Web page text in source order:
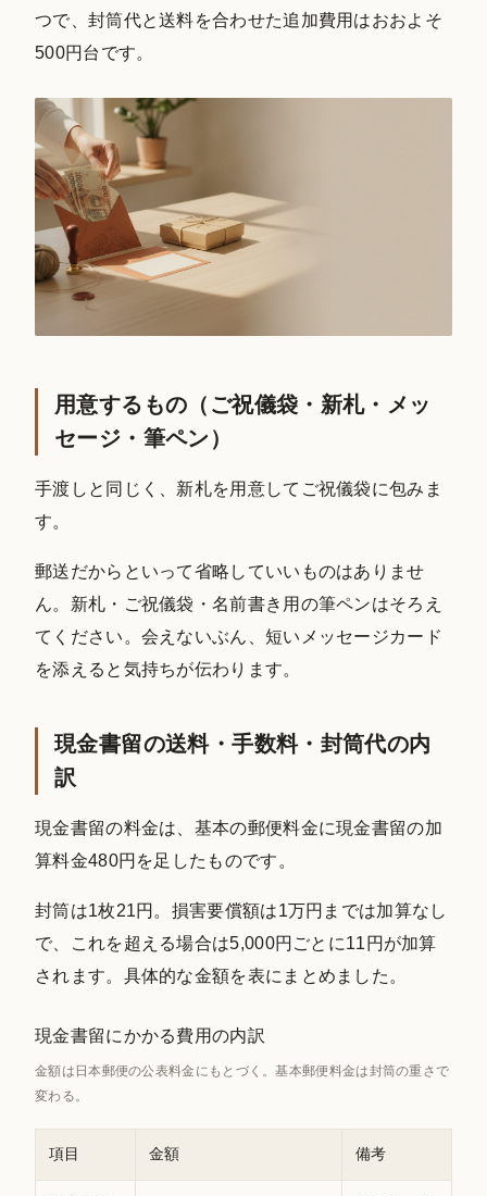
つで、封筒代と送料を合わせた追加費用はおおよそ
500円台です。
用意するもの（ご祝儀袋・新札・メッ
セージ・筆ペン）
手渡しと同じく、新札を用意してご祝儀袋に包みま
す。
郵送だからといって省略していいものはありませ
ん。新札・ご祝儀袋・名前書き用の筆ペンはそろえ
てください。会えないぶん、短いメッセージカード
を添えると気持ちが伝わります。
現金書留の送料・手数料・封筒代の内
訳
現金書留の料金は、基本の郵便料金に現金書留の加
算料金480円を足したものです。
封筒は1枚21円。損害要償額は1万円までは加算なし
で、これを超える場合は5,000円ごとに11円が加算
されます。具体的な金額を表にまとめました。
現金書留にかかる費用の内訳
金額は日本郵便の公表料金にもとづく。基本郵便料金は封筒の重さで
変わる。
項目 金額 備考